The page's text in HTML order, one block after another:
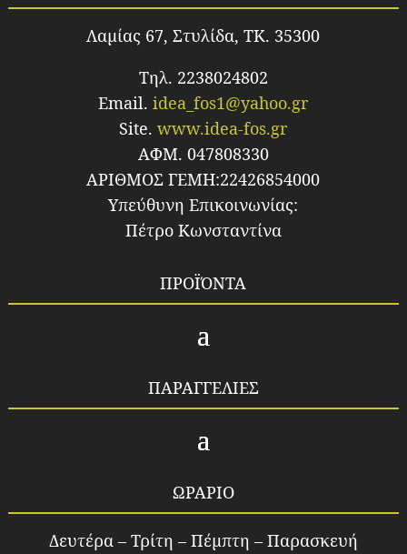
Λαμίας 67, Στυλίδα, TK. 35300
Τηλ. 2238024802
Email.idea_fos1@yahoo.gr
Site.www.idea-fos.gr
ΑΦΜ. 047808330
ΑΡΙΘΜΟΣ ΓΕΜΗ:22426854000
Υπεύθυνη Επικοινωνίας:
Πέτρο Κωνσταντίνα
ΠΡΟΪΌΝΤΑ
ΠΑΡΑΓΓΕΛΙΕΣ
ΩΡΑΡΙΟ
Δευτέρα – Τρίτη – Πέμπτη – Παρασκευή